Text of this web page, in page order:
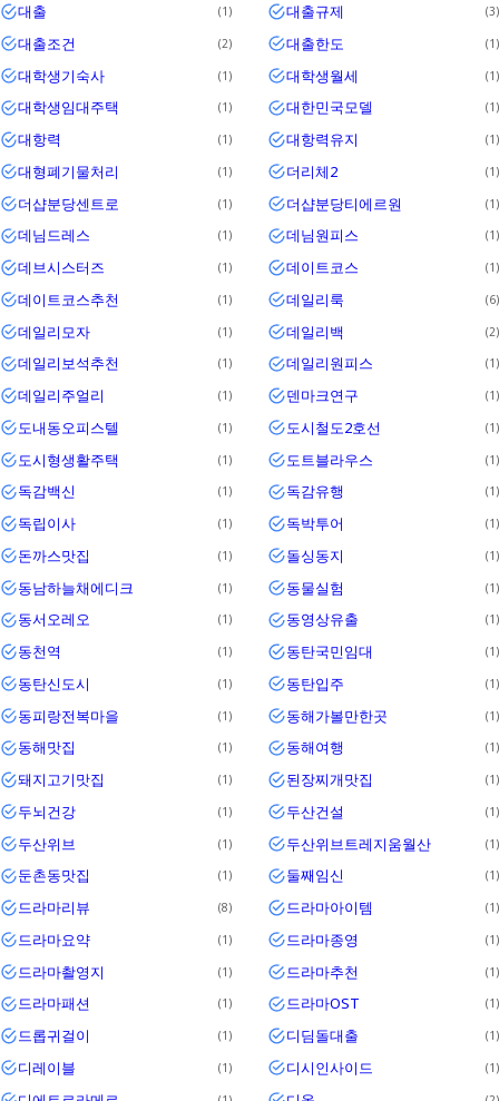
대출 1 대출규제 3
대출조건 2 대출한도 1
대학생기숙사 1 대학생월세 1
대학생임대주택 1 대한민국모델 1
대항력 1 대항력유지 1
대형폐기물처리 1 더리체2 1
더샵분당센트로 1 더샵분당티에르원 1
데님드레스 1 데님원피스 1
데브시스터즈 1 데이트코스 1
데이트코스추천 1 데일리룩 6
데일리모자 1 데일리백 2
데일리보석추천 1 데일리원피스 1
데일리주얼리 1 덴마크연구 1
도내동오피스텔 1 도시철도2호선 1
도시형생활주택 1 도트블라우스 1
독감백신 1 독감유행 1
독립이사 1 독박투어 1
돈까스맛집 1 돌싱동지 1
동남하늘채에디크 1 동물실험 1
동서오레오 1 동영상유출 1
동천역 1 동탄국민임대 1
동탄신도시 1 동탄입주 1
동피랑전복마을 1 동해가볼만한곳 1
동해맛집 1 동해여행 1
돼지고기맛집 1 된장찌개맛집 1
두뇌건강 1 두산건설 1
두산위브 1 두산위브트레지움월산 1
둔촌동맛집 1 둘째임신 1
드라마리뷰 8 드라마아이템 1
드라마요약 1 드라마종영 1
드라마촬영지 1 드라마추천 1
드라마패션 1 드라마OST 1
드롭귀걸이 1 디딤돌대출 1
디레이블 1 디시인사이드 1